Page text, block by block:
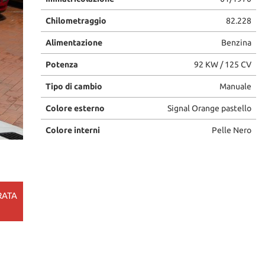
Chilometraggio 82.228
Alimentazione Benzina
Potenza 92 KW / 125 CV
Tipo di cambio Manuale
Colore esterno Signal Orange pastello
Colore interni Pelle Nero